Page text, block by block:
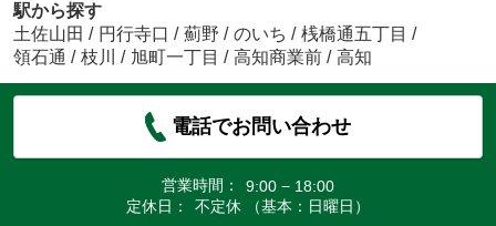
駅から探す
土佐山田 / 円行寺口 / 薊野 / のいち / 桟橋通五丁目 /
領石通 / 枝川 / 旭町一丁目 / 高知商業前 / 高知
電話でお問い合わせ
営業時間：
9:00 − 18:00
定休日：
不定休 （基本：日曜日）